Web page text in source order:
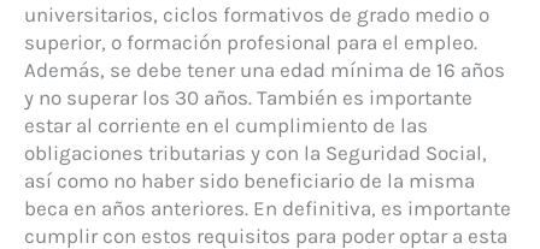
universitarios, ciclos formativos de grado medio o
superior, o formación profesional para el empleo.
Además, se debe tener una edad mínima de 16 años
y no superar los 30 años. También es importante
estar al corriente en el cumplimiento de las
obligaciones tributarias y con la Seguridad Social,
así como no haber sido beneficiario de la misma
beca en años anteriores. En definitiva, es importante
cumplir con estos requisitos para poder optar a esta